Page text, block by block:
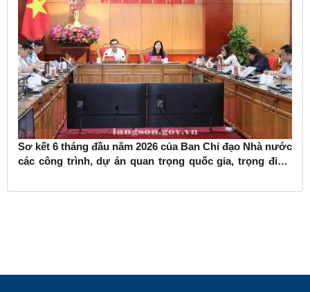
Sơ kết 6 tháng đầu năm 2026 của Ban Chỉ đạo Nhà nước
các công trình, dự án quan trọng quốc gia, trọng điểm